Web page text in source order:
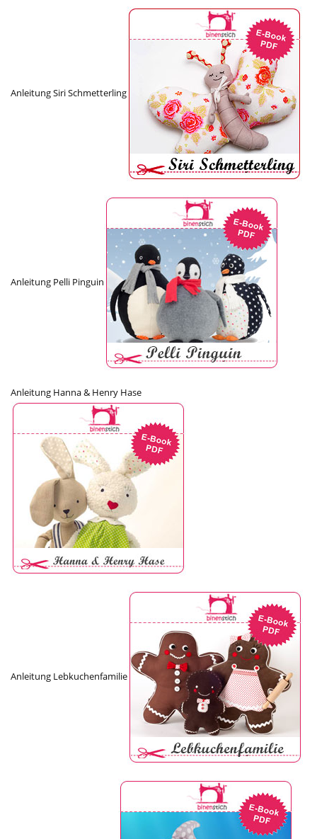
Anleitung Siri Schmetterling
Anleitung Pelli Pinguin
Anleitung Hanna & Henry Hase
Anleitung Lebkuchenfamilie